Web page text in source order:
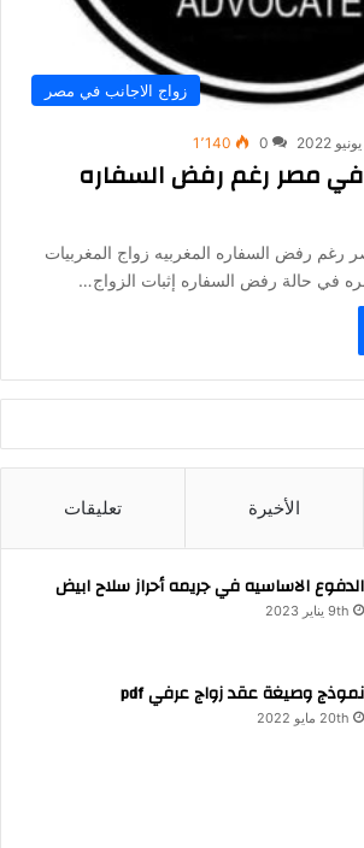
زواج الاجانب في مصر
0 1٬140
في مصر رغم رفض السفاره
رغم رفض السفاره المغربيه زواج المغربيات
في حالة رفض السفاره إثبات الزواج…
الأخيرة تعليقات
الدفوع الاساسيه في جريمه أحراز سلاح ابيض
9th يناير 2023
نموذج وصيغة عقد زواج عرفي pdf
20th مايو 2022